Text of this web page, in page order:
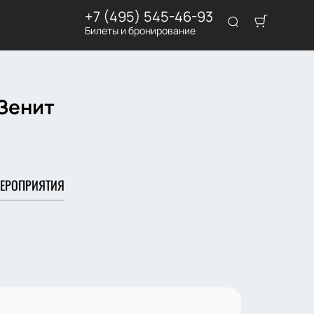
+7 (495) 545-46-93
Билеты и бронирование